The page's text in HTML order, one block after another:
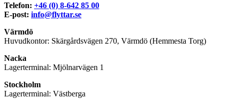
Telefon: +46 (0) 8-642 85 00
E-post: info@flyttar.se
Värmdö
Huvudkontor: Skärgårdsvägen 270, Värmdö (Hemmesta Torg)
Nacka
Lagerterminal: Mjölnarvägen 1
Stockholm
Lagerterminal: Västberga